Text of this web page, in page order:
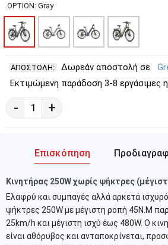
OPTION: Gray
ΑΠΟΣΤΟΛΗ: Δωρεάν αποστολή σε
Εκτιμώμενη παράδοση 3-8 εργάσιμες
- +
Επισκόπηση
Κινητήρας 250W χωρίς ψήκτρες
Ελαφρύ και συμπαγές αλλά αρκετά
ψήκτρες 250W με μέγιστη ροπή 45N.M
25km/h και μέγιστη ισχύ έως 480W. Ο
είναι αθόρυβος και ανταποκρίνεται,